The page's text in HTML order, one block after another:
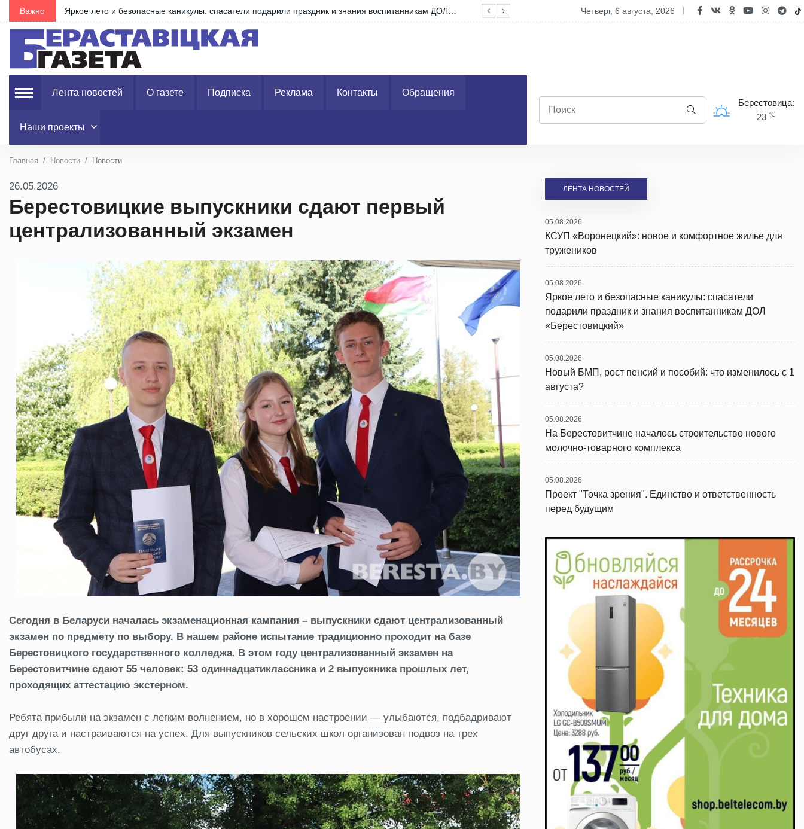
Важно Новый БМП, рост пенсий и пособий: что изменилось с 1 августа? На Берестовитчине началось строительство нового молочно-
четверг, 6 августа, 2026
Лента новостей О газете Подписка Реклама Контакты Обращения
Наши проекты
Берестовица:
23 °C
Главная Новости Новости
26.05.2026
Берестовицкие выпускники сдают первый
централизованный экзамен
Сегодня в Беларуси началась экзаменационная кампания – выпускники сдают централизованный
экзамен по предмету по выбору. В нашем районе испытание традиционно проходит на базе
Берестовицкого государственного колледжа. В этом году централизованный экзамен на
Берестовитчине сдают 55 человек: 53 одиннадцатиклассника и 2 выпускника прошлых лет,
проходящих аттестацию экстерном.
Ребята прибыли на экзамен с легким волнением, но в хорошем настроении — улыбаются, подбадривают
друг друга и настраиваются на успех. Для выпускников сельских школ организован подвоз на трех
автобусах.
ЛЕНТА НОВОСТЕЙ
05.08.2026
КСУП «Воронецкий»: новое и комфортное жилье для
тружеников
05.08.2026
Яркое лето и безопасные каникулы: спасатели
подарили праздник и знания воспитанникам ДОЛ
«Берестовицкий»
05.08.2026
Новый БМП, рост пенсий и пособий: что изменилось с 1
августа?
05.08.2026
На Берестовитчине началось строительство нового
молочно-товарного комплекса
05.08.2026
Проект "Точка зрения". Единство и ответственность
перед будущим